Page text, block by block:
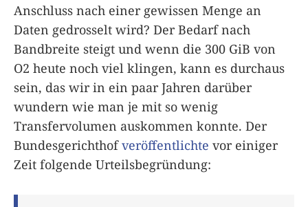
Anschluss nach einer gewissen Menge an
Daten gedrosselt wird? Der Bedarf nach
Bandbreite steigt und wenn die 300 GiB von
O2 heute noch viel klingen, kann es durchaus
sein, das wir in ein paar Jahren darüber
wundern wie man je mit so wenig
Transfervolumen auskommen konnte. Der
Bundesgerichthofveröffentlichte vor einiger
Zeit folgende Urteilsbegründung: